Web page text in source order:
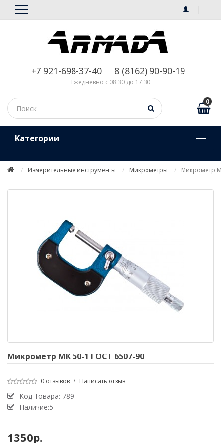
+7 921-698-37-40 8 (8162) 90-90-19
Ежедневно с 08:30 до 17:30
0
Kатегории
Измерительные инструменты Микрометры Микрометр
Микрометр МК 50-1 ГОСТ 6507-90
0 отзывов / Написать отзыв
Код Товара: 789
Наличие:5
1350р.